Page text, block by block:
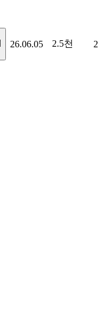
26.06.05 2.5천 2